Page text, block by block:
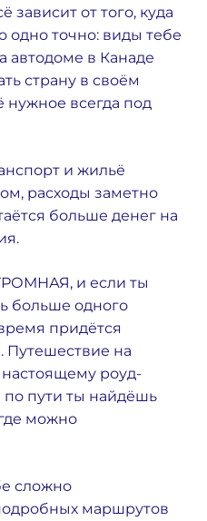
зависит от того, куда
одно точно: виды тебе
автодоме в Канаде
страну в своём
нужное всегда под
и жильё
расходы заметно
больше денег на
и если ты
больше одного
придётся
Путешествие на
роуд-
по пути ты найдёшь
можно
сложно
маршрутов